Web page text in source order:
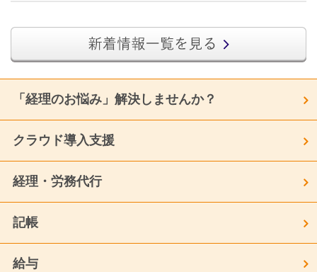
「経理のお悩み」解決しませんか？
クラウド導入支援
経理・労務代行
記帳
給与